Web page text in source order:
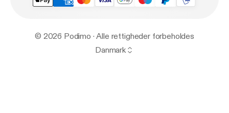
© 2026 Podimo · Alle rettigheder forbeholdes
Danmark